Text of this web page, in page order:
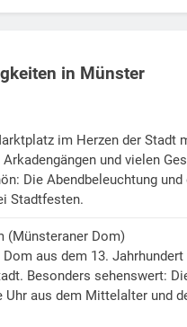
in Münster
im Herzen der Stadt
Arkadengängen und vielen
Die Abendbeleuchtung und
Stadtfesten.
(Münsteraner Dom)
aus dem 13.
Besonders sehenswert:
aus dem Mittelalter und